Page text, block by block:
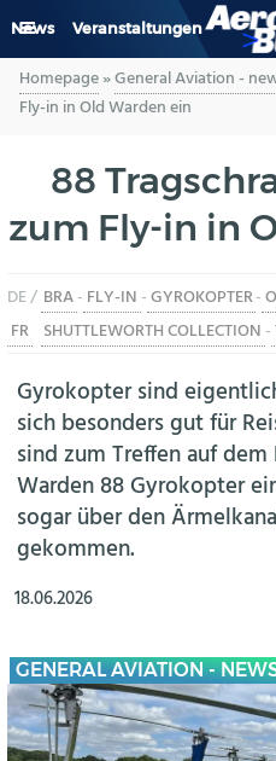
News Veranstaltungen
GENERAL AVIATION
LUFTVERKEHR
INDUSTRIE
HELIKOPTER
AERO-KULTUR
Homepage»General Aviation -
Fly-in in Old Warden ein
88
zum Fly-in in
DE /
FR
BRA- FLY-IN -GYROKOPTER-
SHUTTLEWORTH COLLECTION -
Gyrokopter sind
sich besonders gut für
sind zum Treffen auf
Warden 88 Gyrokopter
sogar über den
gekommen.
18.06.2026
GENERAL AVIATION -